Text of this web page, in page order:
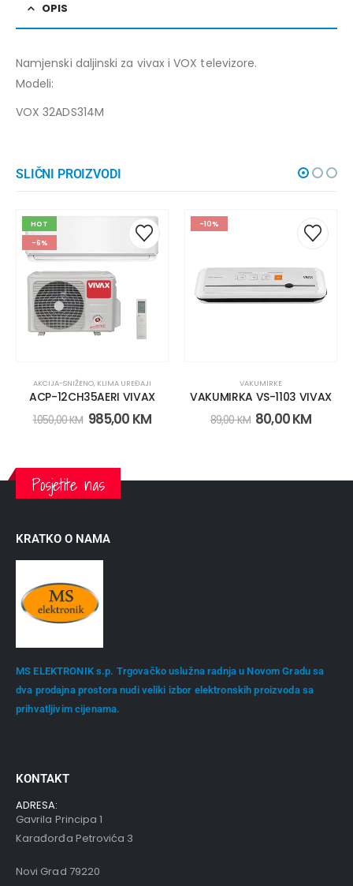
OPIS
Namjenski daljinski za vivax i VOX televizore.
Modeli:
VOX 32ADS314M
SLIČNI PROIZVODI
HOT
-6%
AKCIJA-SNIŽENO, KLIMA UREĐAJI
ACP-12CH35AERI VIVAX
1.050,00KM 985,00 KM
-10%
VAKUMIRKE
VAKUMIRKA VS-1103 VIVAX
89,00KM 80,00KM
Posjetite nas
KRATKO O NAMA
MS ELEKTRONIK s.p. Trgovačko uslužna radnja u Novom Gradu sa
dva prodajna prostora nudi veliki izbor elektronskih proizvoda sa
prihvatljivim cijenama.
KONTAKT
ADRESA:
Gavrila Principa 1
Karađorđa Petrovića 3
Novi Grad 79220